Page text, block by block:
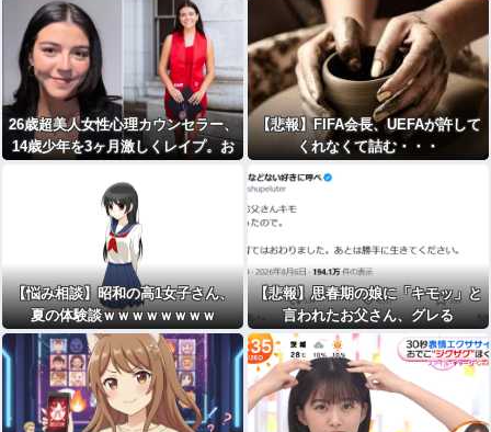
26歳超美人女性心理カウンセラー、
14歳少年を3ヶ月激しくレイプ。お
【悲報】FIFA会長、UEFAが許して
くれなくて詰む・・・
【悩み相談】昭和の高1女子さん、
夏の体験談ｗｗｗｗｗｗｗｗ
【悲報】思春期の娘に「キモッ」と
言われたお父さん、グレる